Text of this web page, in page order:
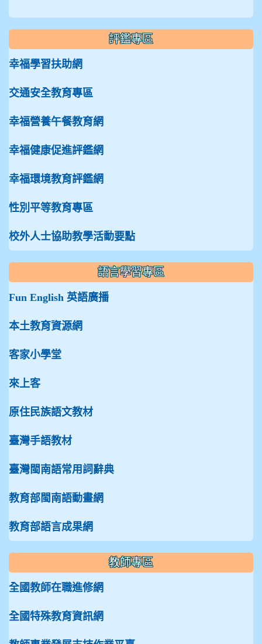
評鑑專區
幸福學習扶助網
交通安全教育專區
幸福營養午餐教育網
幸福健康促進評鑑網
幸福環境教育評鑑網
性別平等教育專區
校外人士協助教學活動要點
語言學習專區
Fun English 英語廣播
本土教育資源網
客家小學堂
來上客
原住民族語文教材
臺灣手語教材
臺灣閩南語常用詞辭典
教育部閩南語動畫網
教育部語言成果網
教師專區
全國教師在職進修網
全國特殊教育資訊網